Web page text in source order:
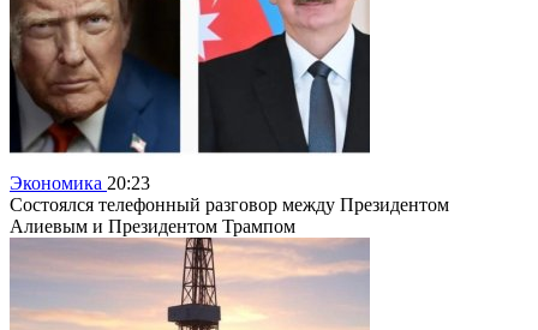
Экономика 20:23
Состоялся телефонный разговор между Президентом
Алиевым и Президентом Трампом